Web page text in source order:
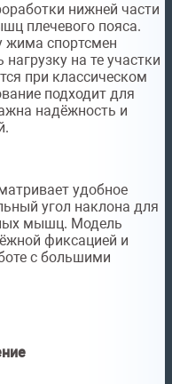
нижней части
плечевого пояса.
жима спортсмен
на те участки
при классическом
подходит для
надёжность и
удобное
угол наклона для
мышц. Модель
фиксацией и
с большими